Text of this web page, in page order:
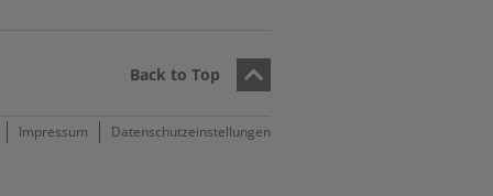
Back to Top
Impressum Datenschutzeinstellungen